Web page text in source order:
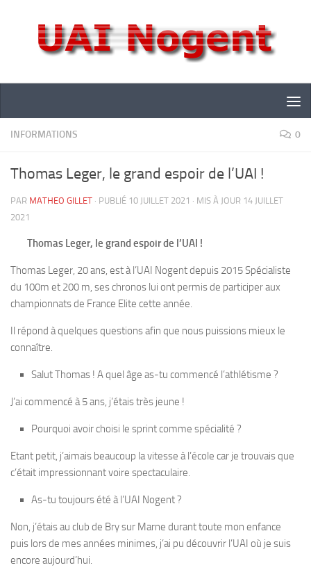
INFORMATIONS 0
Thomas Leger, le grand espoir de l’UAI !
PAR MATHEO GILLET · PUBLIÉ 10 JUILLET 2021 · MIS À JOUR 14 JUILLET
2021
Thomas Leger, le grand espoir de l’UAI !
Thomas Leger, 20 ans, est à l’UAI Nogent depuis 2015 Spécialiste
du 100m et 200 m, ses chronos lui ont permis de participer aux
championnats de France Elite cette année.
Il répond à quelques questions afin que nous puissions mieux le
connaître.
Salut Thomas ! A quel âge as-tu commencé l’athlétisme ?
J’ai commencé à 5 ans, j’étais très jeune !
Pourquoi avoir choisi le sprint comme spécialité ?
Etant petit, j’aimais beaucoup la vitesse à l’école car je trouvais que
c’était impressionnant voire spectaculaire.
As-tu toujours été à l’UAI Nogent ?
Non, j’étais au club de Bry sur Marne durant toute mon enfance
puis lors de mes années minimes, j’ai pu découvrir l’UAI où je suis
encore aujourd’hui.